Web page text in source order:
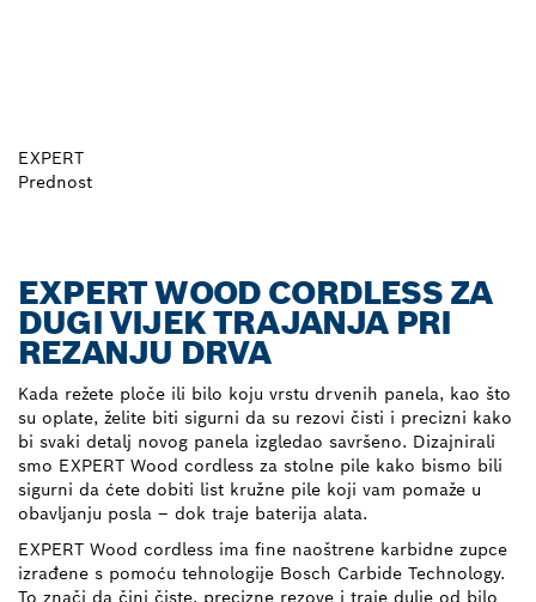
EXPERT
Prednost
EXPERT WOOD CORDLESS ZA
DUGI VIJEK TRAJANJA PRI
REZANJU DRVA
Kada režete ploče ili bilo koju vrstu drvenih panela, kao što
su oplate, želite biti sigurni da su rezovi čisti i precizni kako
bi svaki detalj novog panela izgledao savršeno. Dizajnirali
smo EXPERT Wood cordless za stolne pile kako bismo bili
sigurni da ćete dobiti list kružne pile koji vam pomaže u
obavljanju posla – dok traje baterija alata.
EXPERT Wood cordless ima fine naoštrene karbidne zupce
izrađene s pomoću tehnologije Bosch Carbide Technology.
To znači da čini čiste, precizne rezove i traje dulje od bilo